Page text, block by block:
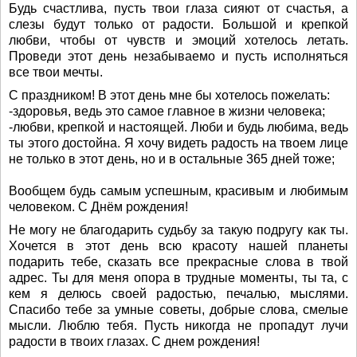
Будь счастлива, пусть твои глаза сияют от счастья, а
слезы будут только от радости. Большой и крепкой
любви, чтобы от чувств и эмоций хотелось летать.
Проведи этот день незабываемо и пусть исполняться
все твои мечты.
С праздником! В этот день мне бы хотелось пожелать:
-здоровья, ведь это самое главное в жизни человека;
-любви, крепкой и настоящей. Люби и будь любима, ведь
ты этого достойна. Я хочу видеть радость на твоем лице
не только в этот день, но и в остальные 365 дней тоже;
Вообщем будь самым успешным, красивым и любимым
человеком. С Днём рождения!
Не могу не благодарить судьбу за такую подругу как ты.
Хочется в этот день всю красоту нашей планеты
подарить тебе, сказать все прекрасные слова в твой
адрес. Ты для меня опора в трудные моменты, ты та, с
кем я делюсь своей радостью, печалью, мыслями.
Спасибо тебе за умные советы, добрые слова, смелые
мысли. Люблю тебя. Пусть никогда не пропадут лучи
радости в твоих глазах. С днем рождения!